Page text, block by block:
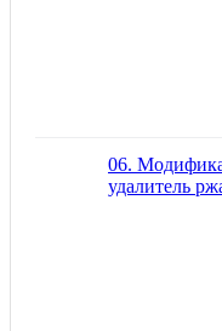
06.
удалитель